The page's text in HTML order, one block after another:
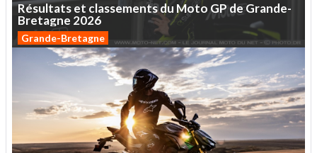
Résultatset classementsdu MotoGP de Grande-
Bretagne 2026
Grande-Bretagne